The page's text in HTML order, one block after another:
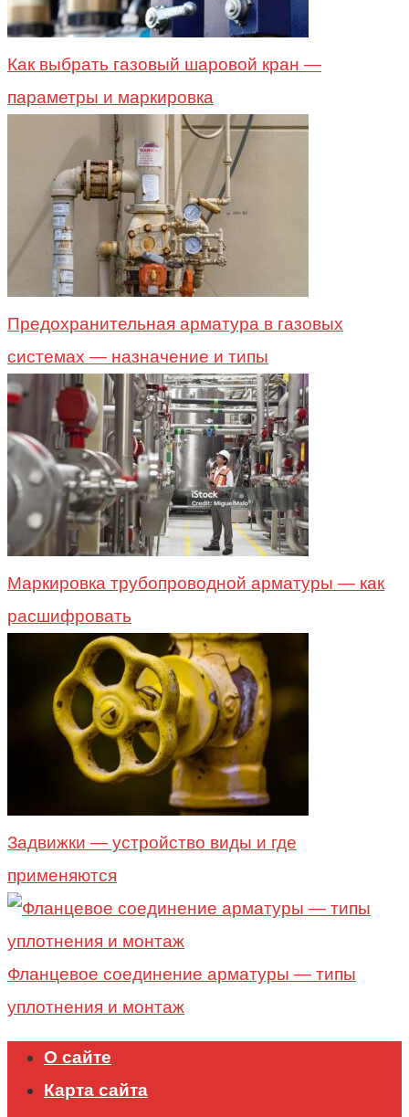
Как выбрать газовый шаровой кран —
параметры и маркировка
Предохранительная арматура в газовых
системах — назначение и типы
Маркировка трубопроводной арматуры — как
расшифровать
Задвижки — устройство виды и где
применяются
Фланцевое соединение арматуры — типы
уплотнения и монтаж
О сайте
Карта сайта